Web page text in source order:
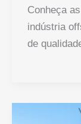
Conheça
indústria
de